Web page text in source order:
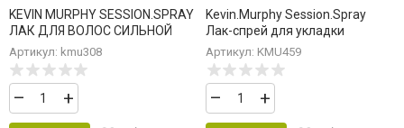
KEVIN MURPHY SESSION.SPRAY
ЛАК ДЛЯ ВОЛОС СИЛЬНОЙ
ФИКСАЦИИ
Артикул: kmu308
– +
Kevin.Murphy Session.Spray
Лак-спрей для укладки
сильной фиксации 400 мл
Артикул: KMU459
– +